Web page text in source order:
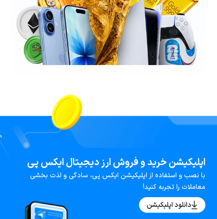
اپلیکیشن خرید و فروش ارز دیجیتال ایکس پی
با نصب و استفاده از اپلیکیشن ایکس پی، سادگی و لذت بخشی
معاملات را تجربه کنید!
دانلود اپلیکیشن